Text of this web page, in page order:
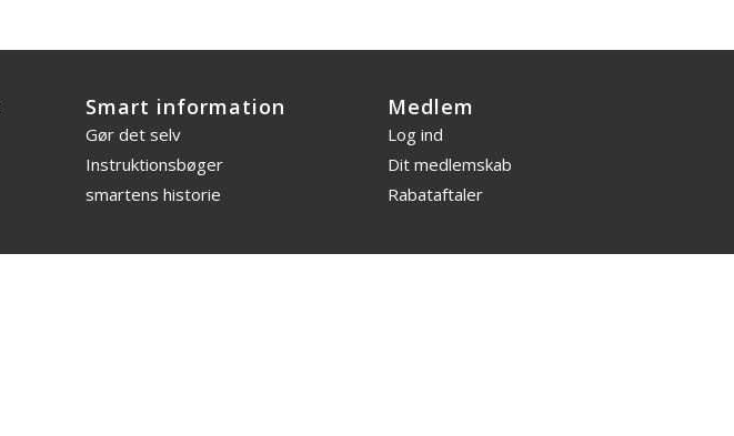
Smart information
Gør det selv
Instruktionsbøger
smartens historie
Medlem
Log ind
Dit medlemskab
Rabataftaler